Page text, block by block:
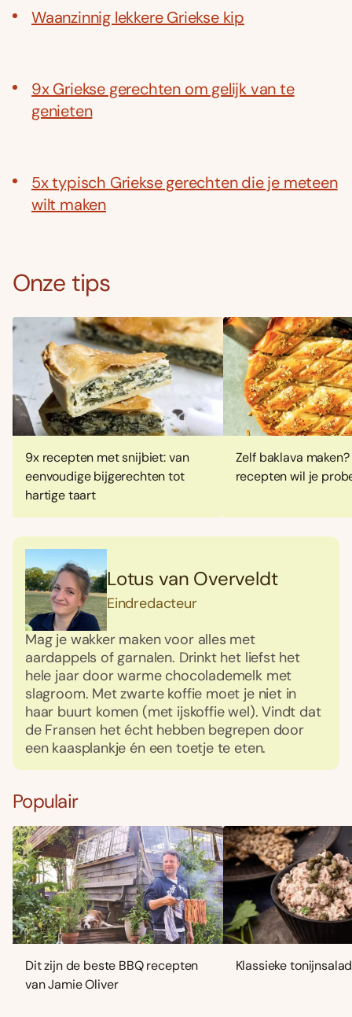
Waanzinnig lekkere Griekse kip
9x Griekse gerechten om gelijk van te
genieten
5x typisch Griekse gerechten die je meteen
wilt maken
Onze tips
9x recepten met snijbiet: van
eenvoudige bijgerechten tot
hartige taart
Zelf baklava
recepten wil je
Lotus van Overveldt
Eindredacteur
Mag je wakker maken voor alles met
aardappels of garnalen. Drinkt het liefst het
hele jaar door warme chocolademelk met
slagroom. Met zwarte koffie moet je niet in
haar buurt komen (met ijskoffie wel). Vindt dat
de Fransen het écht hebben begrepen door
een kaasplankje én een toetje te eten.
Populair
Dit zijn de beste BBQ recepten
van Jamie Oliver
Klassieke